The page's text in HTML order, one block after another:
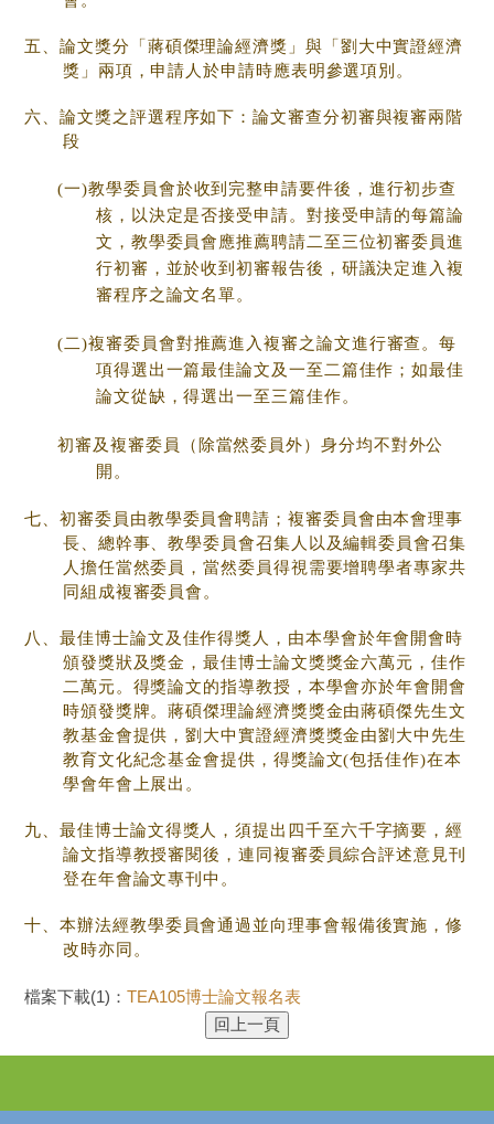
五、論文獎分「蔣碩傑理論經濟獎」與「劉大中實證經濟
獎」兩項，申請人於申請時應表明參選項別。
六、論文獎之評選程序如下：論文審查分初審與複審兩階
段
(一)教學委員會於收到完整申請要件後，進行初步查
核，以決定是否接受申請。對接受申請的每篇論
文，教學委員會應推薦聘請二至三位初審委員進
行初審，並於收到初審報告後，研議決定進入複
審程序之論文名單。
(二)複審委員會對推薦進入複審之論文進行審查。每
項得選出一篇最佳論文及一至二篇佳作；如最佳
論文從缺，得選出一至三篇佳作。
初審及複審委員（除當然委員外）身分均不對外公
開。
七、初審委員由教學委員會聘請；複審委員會由本會理事
長、總幹事、教學委員會召集人以及編輯委員會召集
人擔任當然委員，當然委員得視需要增聘學者專家共
同組成複審委員會。
八、最佳博士論文及佳作得獎人，由本學會於年會開會時
頒發獎狀及獎金，最佳博士論文獎獎金六萬元，佳作
二萬元。得獎論文的指導教授，本學會亦於年會開會
時頒發獎牌。蔣碩傑理論經濟獎獎金由蔣碩傑先生文
教基金會提供，劉大中實證經濟獎獎金由劉大中先生
教育文化紀念基金會提供，得獎論文(包括佳作)在本
學會年會上展出。
九、最佳博士論文得獎人，須提出四千至六千字摘要，經
論文指導教授審閱後，連同複審委員綜合評述意見刊
登在年會論文專刊中。
十、本辦法經教學委員會通過並向理事會報備後實施，修
改時亦同。
檔案下載(1)：TEA105博士論文報名表